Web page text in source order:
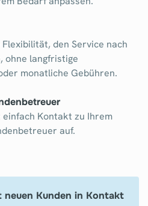
den Service nach
ohne langfristige
monatliche Gebühren.
einfach Kontakt zu Ihrem
auf.
neuen Kunden in Kontakt